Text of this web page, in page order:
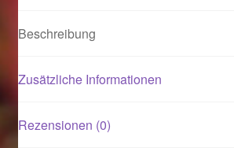
Magisches und Festliches zu Halloween
Magisches und Festliches zu Halloween
Magisches und Festliches zu
Beschreibung
Zusätzliche Informationen
Rezensionen (0)